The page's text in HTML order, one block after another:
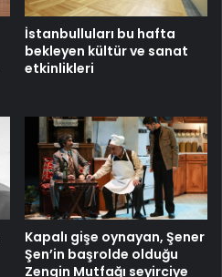
İstanbulluları bu hafta
bekleyen kültür ve sanat
etkinlikleri
Kapalı gişe oynayan, Şener
Şen’in başrolde olduğu
Zengin Mutfağı seyirciye